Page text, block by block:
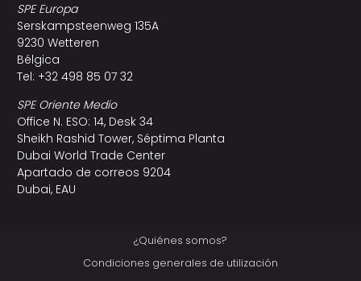
SPE Europa
Serskampsteenweg 135A
9230 Wetteren
Bélgica
Tel: +32 498 85 07 32
SPE Oriente Medio
Office N. ESO: 14, Desk 34
Sheikh Rashid Tower, Séptima Planta
Dubai World Trade Center
Apartado de correos 9204
Dubai, EAU
¿Quiénes somos?
Condiciones generales de utilización